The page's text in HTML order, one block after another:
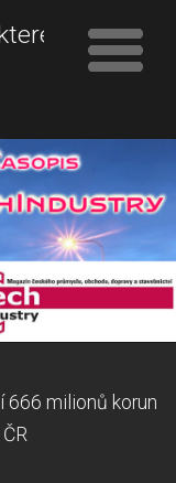
666 milionů korun